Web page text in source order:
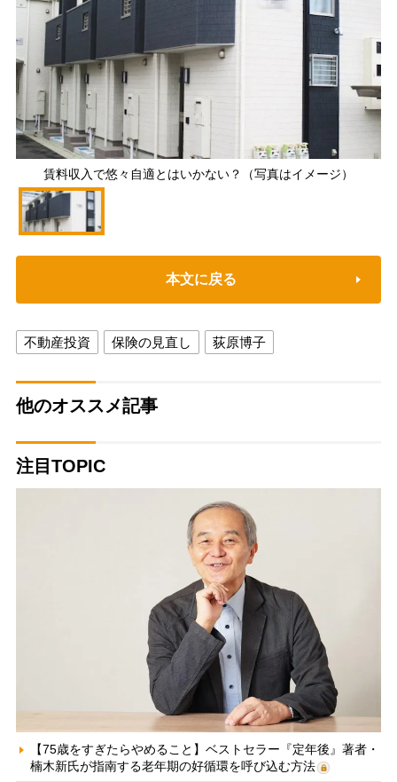
賃料収入で悠々自適とはいかない？（写真はイメージ）
本文に戻る
不動産投資 保険の見直し 荻原博子
他のオススメ記事
注目TOPIC
【75歳をすぎたらやめること】ベストセラー『定年後』著者・
楠木新氏が指南する老年期の好循環を呼び込む方法